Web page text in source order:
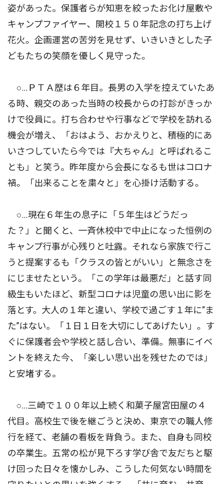
姿があった。保護者らが知恵を絞ったお化け屋敷や
キャンプファイヤー、開校１５０年記念の打ち上げ
花火。企画運営の苦労を見せず、いきいきとした子
どもたちの笑顔を優しく見守った。
○…ＰＴＡ歴は６年目。長男の入学を控えていたあ
る時、親交のあった当時の校長からの打診がきっか
けで役員に。打ち合わせや行事などで学校を訪れる
機会が増え、「おはよう、おかえりと、積極的にあ
いさつしていたら今では『大ちゃん』と呼ばれるこ
とも」と笑う。昨年度から会長になるも世はコロナ
禍。「出来ることを粛々と」を心掛け活動する。
○…現在６年生の息子に「５年生はどうだっ
た？」と聞くと、一斉休校中で中止になった恒例の
キャンプ行事が心残りと吐露。それなら家族で行こ
うと提案するも「クラスの皆とがいい」と無念さを
にじませたという。「この学年は最悪だ」と話す同
級生もいたほど、新型コロナは児童の思い出に影を
落とす。大人の１年と違い、学校で過ごす１年に”ま
た”はない。「１日１日を大切にしてあげたい」。す
ぐに保護者会や学校と話し合い、準備。無事にイベ
ントを終えた今、「楽しい思い出を残せたのでは」
と安堵する。
○…三崎で１００年以上続く和菓子屋宮田屋の４
代目。高校生で後を継ごうと決め、東京での職人修
行を経て、老舗の看板を背負う。また、自身も同校
の卒業生。五常の松が見下ろす学び舎で友だちと駆
け回った日々を懐かしみ、こうした何気ない時間を